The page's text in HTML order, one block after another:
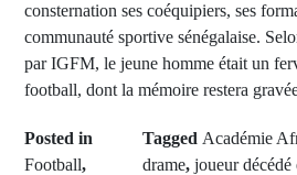
consternation ses coéquipiers, ses
communauté sportive sénégalaise.
par IGFM, le jeune homme était un
football, dont la mémoire restera
Posted in
Football,
Tagged Académie
drame,joueur